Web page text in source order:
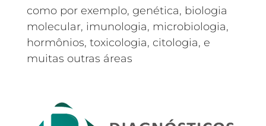
como por exemplo, genética, biologia
molecular, imunologia, microbiologia,
hormônios, toxicologia, citologia, e
muitas outras áreas